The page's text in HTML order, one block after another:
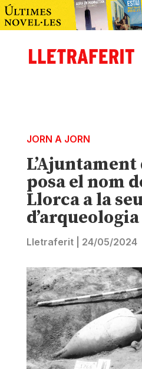
JORN A JORN
posa el nom
Llorca a la
d’arqueologia
Lletraferit| 24/05/2024